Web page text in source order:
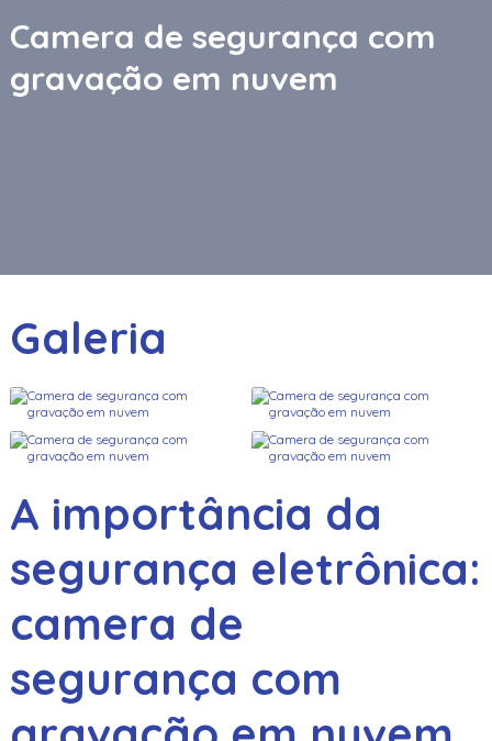
Camera de segurança com
gravação em nuvem
Galeria
A importância da
segurança eletrônica:
camera de
segurança com